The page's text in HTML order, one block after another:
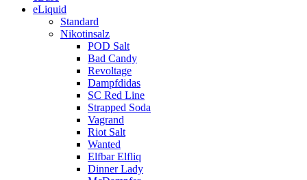
eLiquid
Standard
Nikotinsalz
POD Salt
Bad Candy
Revoltage
Dampfdidas
SC Red Line
Strapped Soda
Vagrand
Riot Salt
Wanted
Elfbar Elfliq
Dinner Lady